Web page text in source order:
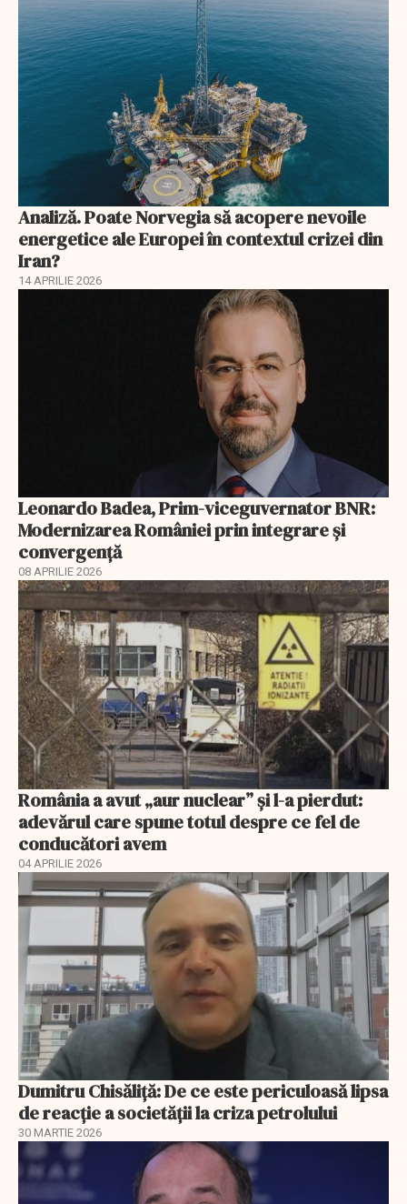
Analiză. Poate Norvegia să acopere nevoile
energetice ale Europei în contextul crizei din
Iran?
14 APRILIE 2026
Leonardo Badea, Prim-viceguvernator BNR:
Modernizarea României prin integrare și
convergență
08 APRILIE 2026
România a avut „aur nuclear” și l-a pierdut:
adevărul care spune totul despre ce fel de
conducători avem
04 APRILIE 2026
Dumitru Chisăliță: De ce este periculoasă lipsa
de reacție a societății la criza petrolului
30 MARTIE 2026